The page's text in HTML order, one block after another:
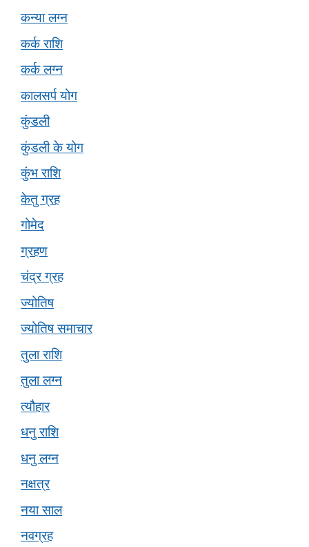
कन्या लग्न
कर्क राशि
कर्क लग्न
कालसर्प योग
कुंडली
कुंडली के योग
कुंभ राशि
केतु ग्रह
गोमेद
ग्रहण
चंद्र ग्रह
ज्योतिष
ज्योतिष समाचार
तुला राशि
तुला लग्न
त्यौहार
धनु राशि
धनु लग्न
नक्षत्र
नया साल
नवग्रह